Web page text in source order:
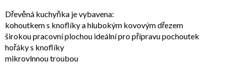
Dřevěná kuchyňka je vybavena:
kohoutkem s knoflíky a hlubokým kovovým dřezem
širokou pracovní plochou ideální pro přípravu pochoutek
hořáky s knoflíky
mikrovlnnou troubou